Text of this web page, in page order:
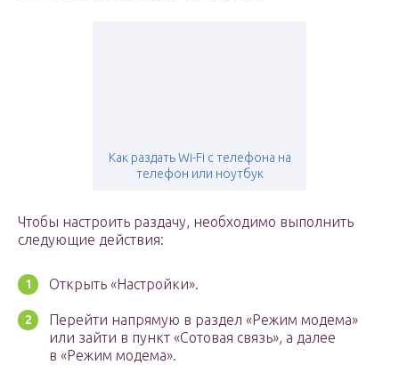
Как раздать Wi-Fi с телефона на
телефон или ноутбук
Чтобы настроить раздачу, необходимо выполнить
следующие действия:
Открыть «Настройки».
Перейти напрямую в раздел «Режим модема»
или зайти в пункт «Сотовая связь», а далее
в «Режим модема».